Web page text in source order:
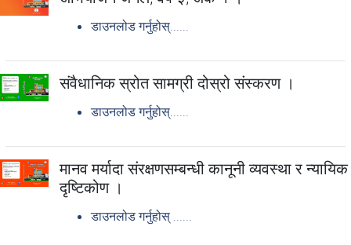
डाउनलोड गर्नुहोस्......
संवैधानिक स्रोत सामग्री दोस्रो संस्करण ।
डाउनलोड गर्नुहोस्......
मानव मर्यादा संरक्षणसम्बन्धी कानूनी व्यवस्था र न्यायिक
दृष्टिकोण ।
डाउनलोड गर्नुहोस् ......